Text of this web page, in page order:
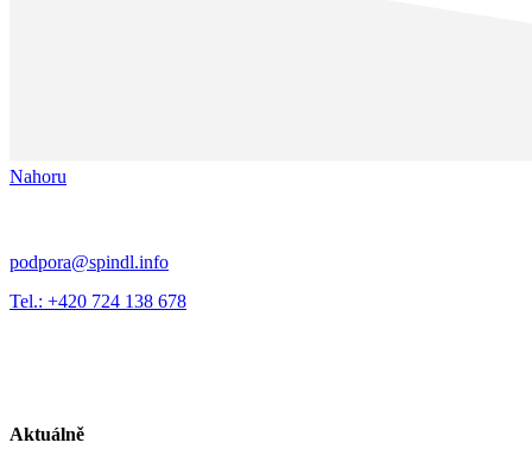
Nahoru
podpora@spindl.info
Tel.: +420 724 138 678
Aktuálně